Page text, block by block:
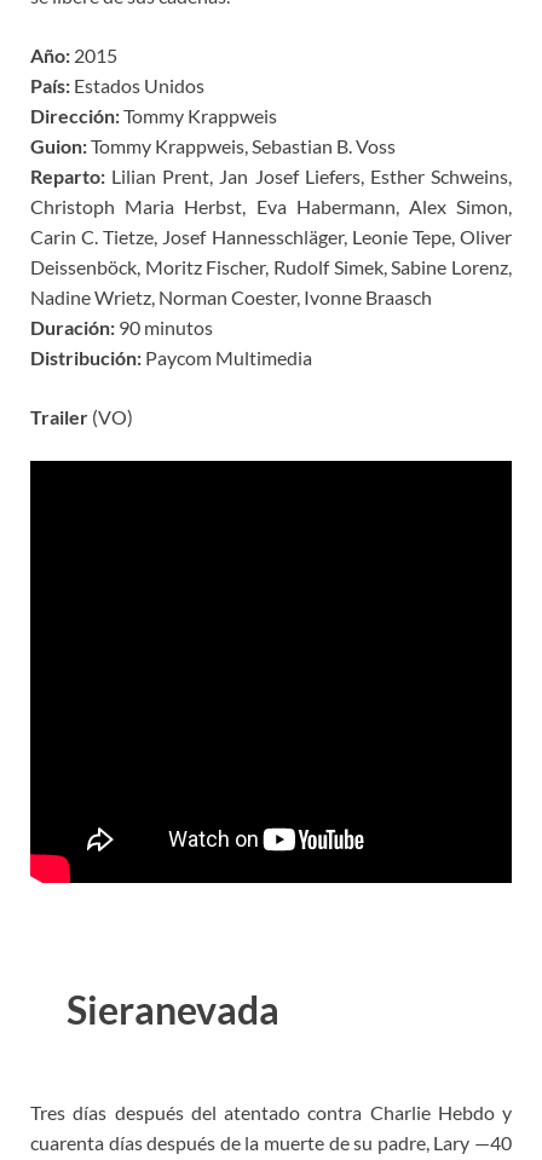
Año: 2015
País: Estados Unidos
Dirección:Tommy Krappweis
Guion:Tommy Krappweis, Sebastian B. Voss
Reparto: Lilian Prent, Jan Josef Liefers, Esther Schweins,
Christoph Maria Herbst, Eva Habermann, Alex Simon,
Carin C. Tietze, Josef Hannesschläger, Leonie Tepe, Oliver
Deissenböck, Moritz Fischer, Rudolf Simek, Sabine Lorenz,
Nadine Wrietz, Norman Coester, Ivonne Braasch
Duración: 90 minutos
Distribución: Paycom Multimedia
Trailer (VO)
Sieranevada
Tres días después del atentado contra Charlie Hebdo y
cuarenta días después de la muerte de su padre, Lary —40